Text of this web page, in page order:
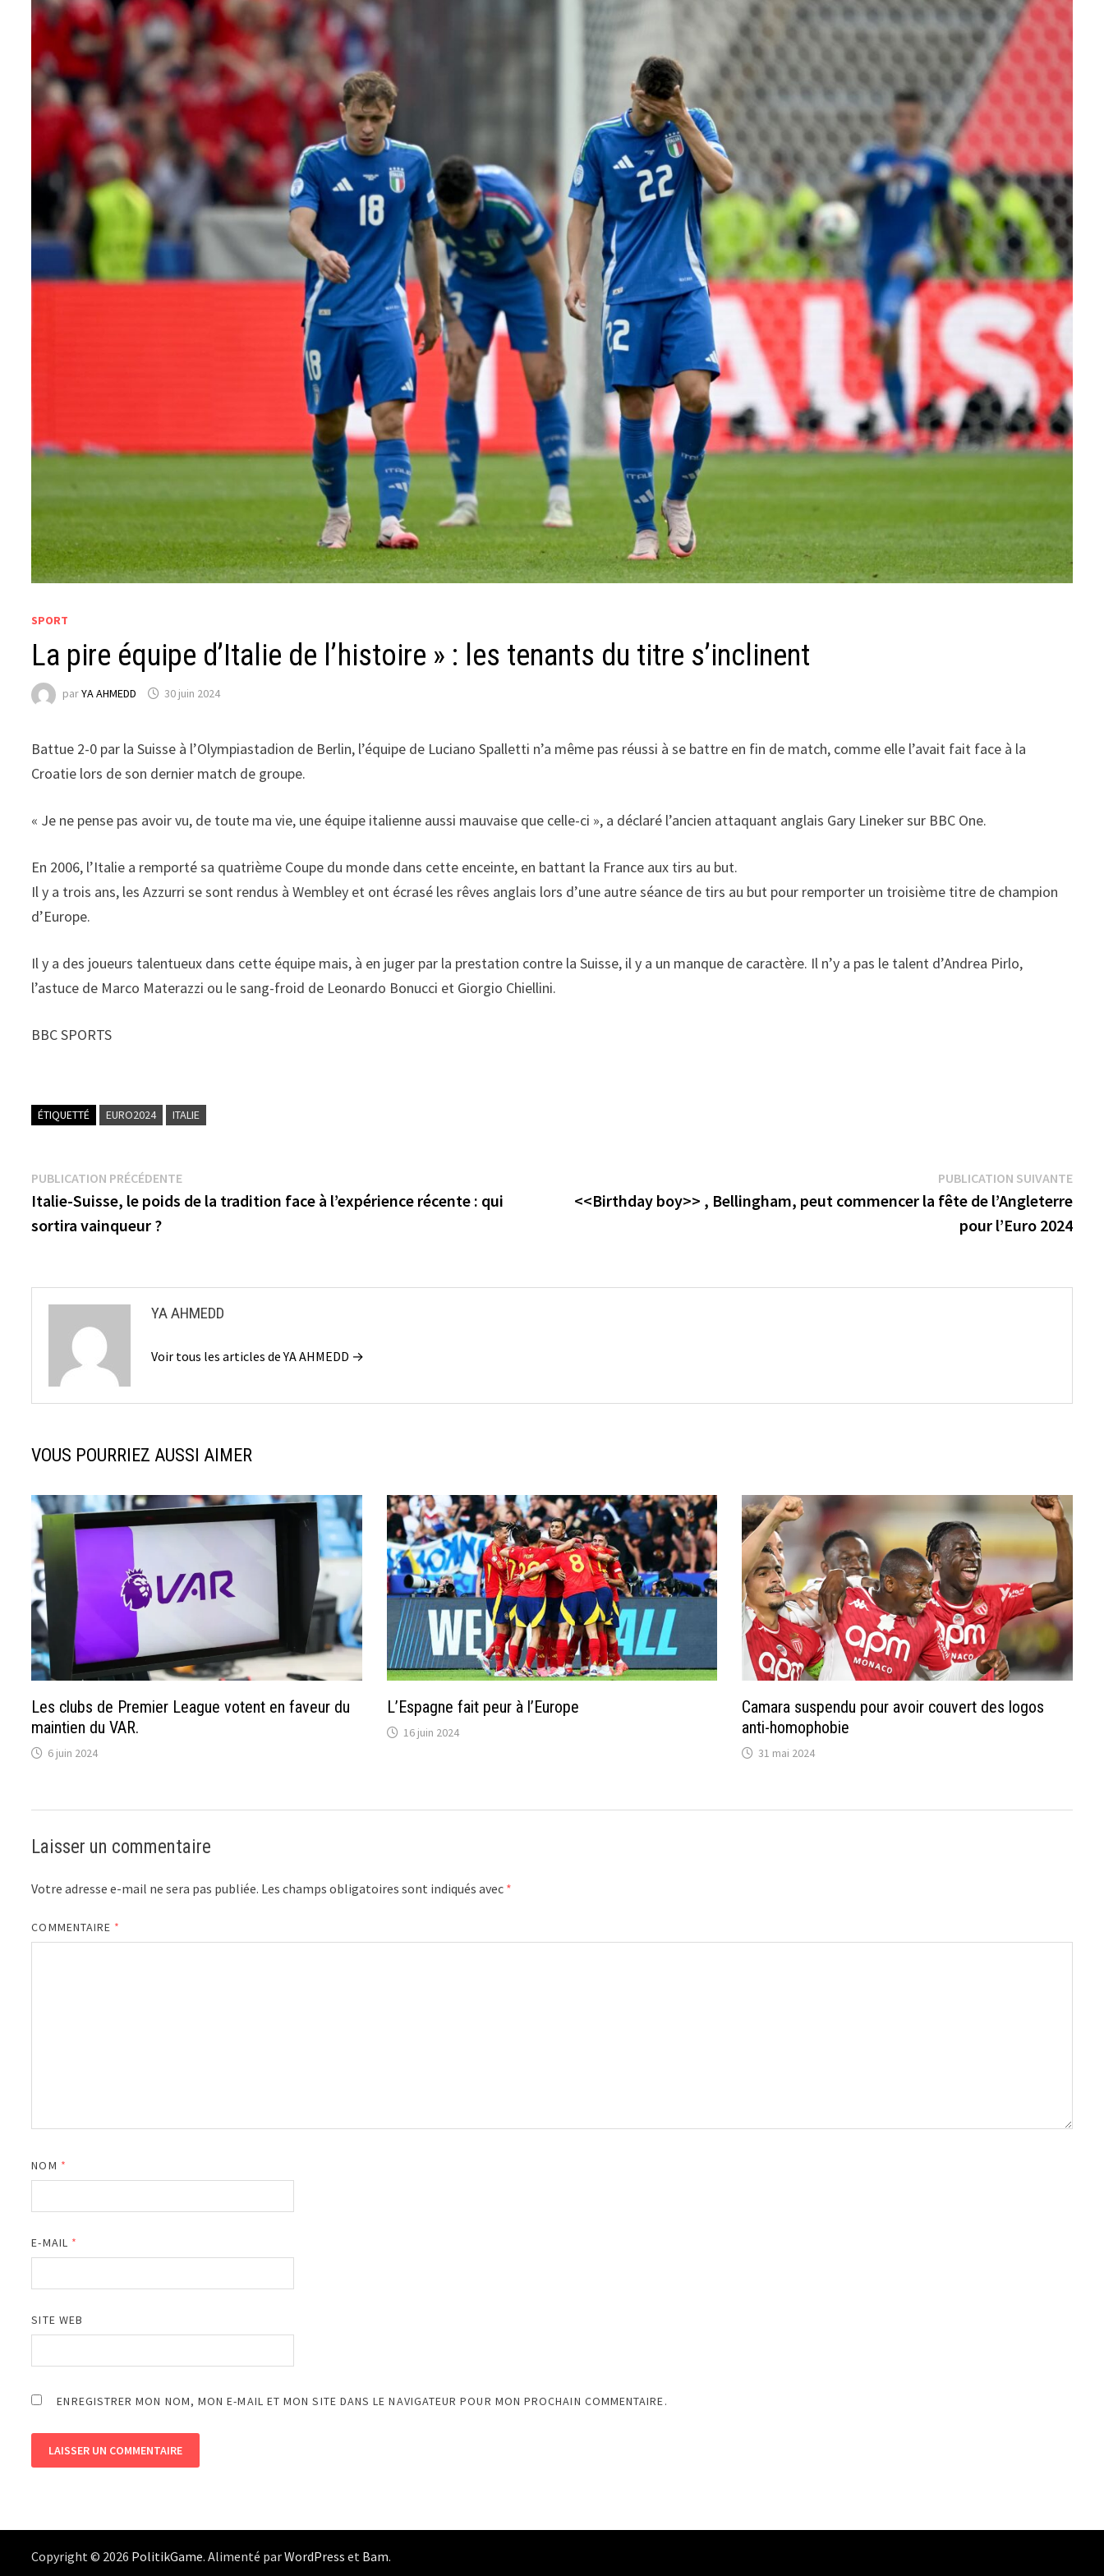
SPORT
La pire équipe d’Italie de l’histoire » : les tenants du titre s’inclinent
parYA AHMEDD 30 juin 2024
Battue 2-0 par la Suisse à l’Olympiastadion de Berlin, l’équipe de Luciano Spalletti n’a même pas réussi à se battre en fin de match, comme elle l’avait fait face à la
Croatie lors de son dernier match de groupe.
« Je ne pense pas avoir vu, de toute ma vie, une équipe italienne aussi mauvaise que celle-ci », a déclaré l’ancien attaquant anglais Gary Lineker sur BBC One.
En 2006, l’Italie a remporté sa quatrième Coupe du monde dans cette enceinte, en battant la France aux tirs au but.
Il y a trois ans, les Azzurri se sont rendus à Wembley et ont écrasé les rêves anglais lors d’une autre séance de tirs au but pour remporter un troisième titre de champion
d’Europe.
Il y a des joueurs talentueux dans cette équipe mais, à en juger par la prestation contre la Suisse, il y a un manque de caractère. Il n’y a pas le talent d’Andrea Pirlo,
l’astuce de Marco Materazzi ou le sang-froid de Leonardo Bonucci et Giorgio Chiellini.
BBC SPORTS
ÉTIQUETTÉ EURO2024 ITALIE
Navigation
de
PUBLICATION PRÉCÉDENTEPublication
précédente :
Italie-Suisse, le poids de la tradition face à l’expérience récente : qui
sortira vainqueur ?
PUBLICATION SUIVANTE
<<Birthday boy>> , Bellingham, peut commencer la fête de l’Angleterre
pour l’Euro 2024
YA AHMEDD
Voir tous les articles de YA AHMEDD →
VOUS POURRIEZ AUSSI AIMER
Les clubs de Premier League votent en faveur du
maintien du VAR.
6 juin 2024
L’Espagne fait peur à l’Europe
16 juin 2024
Camara suspendu pour avoir couvert des logos
anti-homophobie
31 mai 2024
Laisser un commentaire
Votre adresse e-mail ne sera pas publiée. Les champs obligatoires sont indiqués avec *
COMMENTAIRE *
NOM *
E-MAIL *
SITE WEB
ENREGISTRER MON NOM, MON E-MAIL ET MON SITE DANS LE NAVIGATEUR POUR MON PROCHAIN COMMENTAIRE.
Copyright © 2026 PolitikGame. Alimenté parWordPress et Bam.